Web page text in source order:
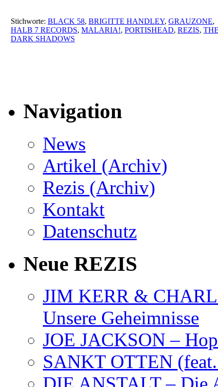
Stichworte: BLACK 58, BRIGITTE HANDLEY, GRAUZONE,
HALB 7 RECORDS, MALARIA!, PORTISHEAD, REZIS,
DARK SHADOWS
Navigation
News
Artikel (Archiv)
Rezis (Archiv)
Kontakt
Datenschutz
Neue REZIS
JIM KERR &
Unsere Geheimnisse
JOE JACKSON –
SANKT OTTEN